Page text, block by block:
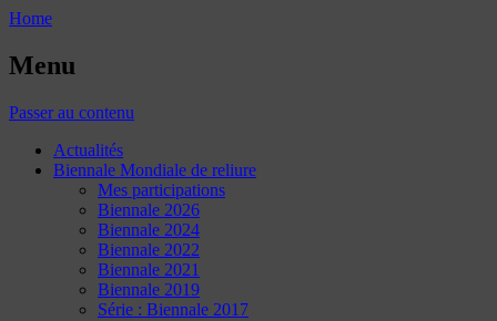
Home
Menu
Passer au contenu
Actualités
Biennale Mondiale de reliure
Mes participations
Biennale 2026
Biennale 2024
Biennale 2022
Biennale 2021
Biennale 2019
Série : Biennale 2017